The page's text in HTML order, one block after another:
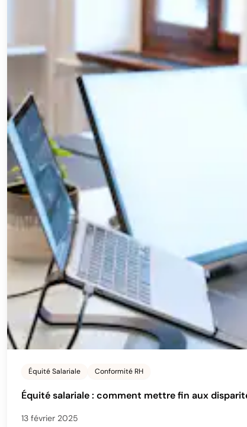
Équité Salariale Conformité RH
Équité salariale : comment mettre fin aux
13 février 2025